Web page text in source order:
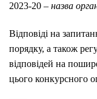
2023-20 – назва
Відповіді на
порядку, а також
відповідей на
цього конкурсного